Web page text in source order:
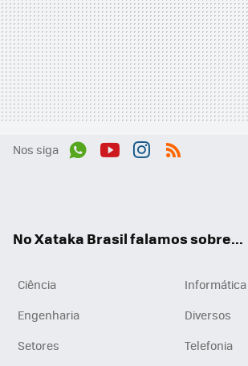
Nos siga
No Xataka Brasil falamos sobre...
Ciência
Informática
Engenharia
Diversos
Setores
Telefonia